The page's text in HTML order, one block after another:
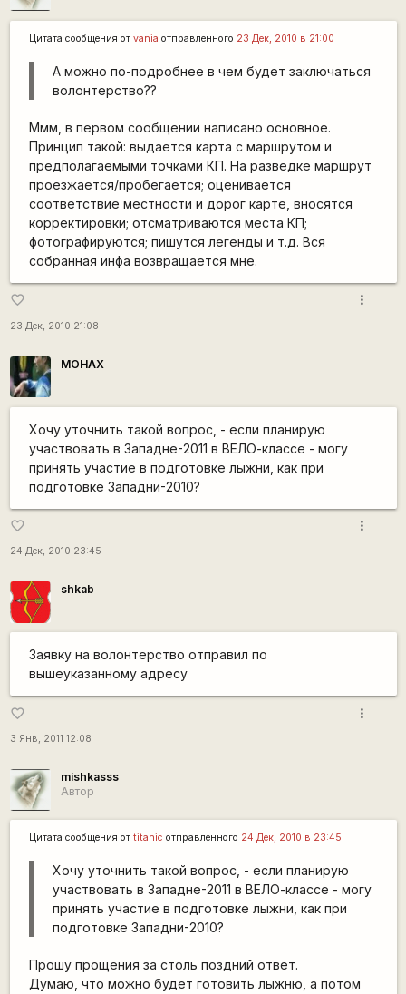
Цитата сообщения от vania отправленного 23 Дек, 2010 в 21:00
А можно по-подробнее в чем будет заключаться
волонтерство??
Ммм, в первом сообщении написано основное.
Принцип такой: выдается карта с маршрутом и
предполагаемыми точками КП. На разведке маршрут
проезжается/пробегается; оценивается
соответствие местности и дорог карте, вносятся
корректировки; отсматриваются места КП;
фотографируются; пишутся легенды и т.д. Вся
собранная инфа возвращается мне.
favorite_border
23 Дек, 2010 21:08
more_vert
MOHAX
Хочу уточнить такой вопрос, - если планирую
участвовать в Западне-2011 в ВЕЛО-классе - могу
принять участие в подготовке лыжни, как при
подготовке Западни-2010?
favorite_border
24 Дек, 2010 23:45
more_vert
shkab
Заявку на волонтерство отправил по
вышеуказанному адресу
favorite_border
3 Янв, 2011 12:08
more_vert
mishkasss
Автор
Цитата сообщения от titanic отправленного 24 Дек, 2010 в 23:45
Хочу уточнить такой вопрос, - если планирую
участвовать в Западне-2011 в ВЕЛО-классе - могу
принять участие в подготовке лыжни, как при
подготовке Западни-2010?
Прошу прощения за столь поздний ответ.
Думаю, что можно будет готовить лыжню, а потом